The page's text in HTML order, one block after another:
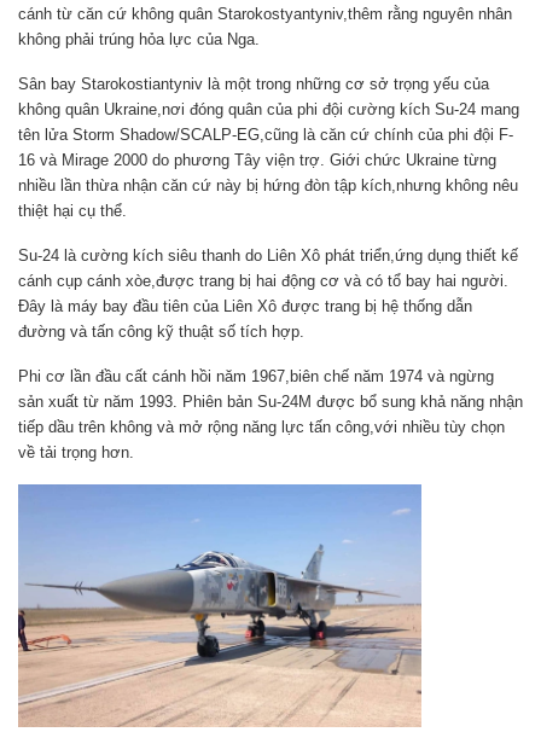
cánh từ căn cứ không quân Starokostyantyniv,thêm rằng nguyên nhân
không phải trúng hỏa lực của Nga.
Sân bay Starokostiantyniv là một trong những cơ sở trọng yếu của
không quân Ukraine,nơi đóng quân của phi đội cường kích Su-24 mang
tên lửa Storm Shadow/SCALP-EG,cũng là căn cứ chính của phi đội F-
16 và Mirage 2000 do phương Tây viện trợ. Giới chức Ukraine từng
nhiều lần thừa nhận căn cứ này bị hứng đòn tập kích,nhưng không nêu
thiệt hại cụ thể.
Su-24 là cường kích siêu thanh do Liên Xô phát triển,ứng dụng thiết kế
cánh cụp cánh xòe,được trang bị hai động cơ và có tổ bay hai người.
Đây là máy bay đầu tiên của Liên Xô được trang bị hệ thống dẫn
đường và tấn công kỹ thuật số tích hợp.
Phi cơ lần đầu cất cánh hồi năm 1967,biên chế năm 1974 và ngừng
sản xuất từ năm 1993. Phiên bản Su-24M được bổ sung khả năng nhận
tiếp dầu trên không và mở rộng năng lực tấn công,với nhiều tùy chọn
về tải trọng hơn.